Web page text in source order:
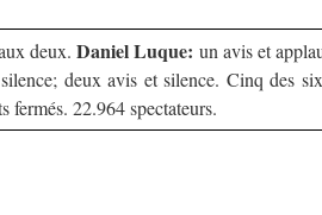
deux.Daniel Luque: un avis et
deux avis et silence. Cinq des
fermés. 22.964 spectateurs.